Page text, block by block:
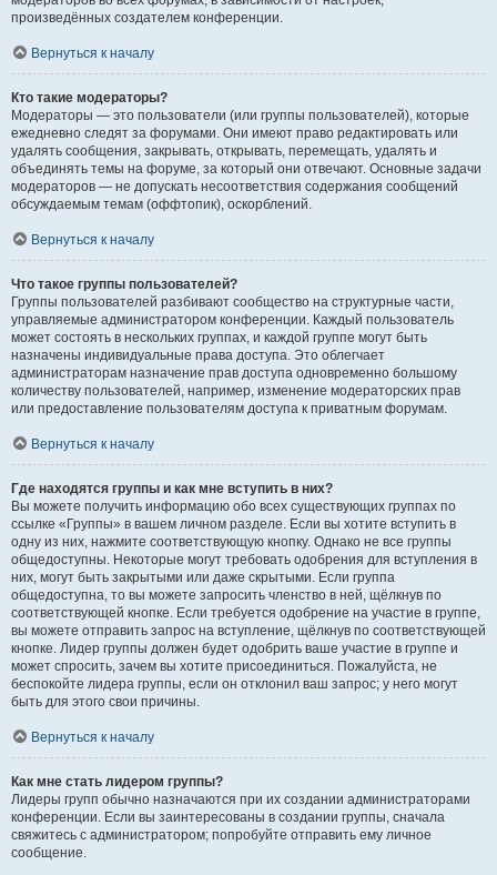
произведённых создателем конференции.
Вернуться к началу
Кто такие модераторы?
Модераторы — это пользователи (или группы пользователей), которые
ежедневно следят за форумами. Они имеют право редактировать или
удалять сообщения, закрывать, открывать, перемещать, удалять и
объединять темы на форуме, за который они отвечают. Основные задачи
модераторов — не допускать несоответствия содержания сообщений
обсуждаемым темам (оффтопик), оскорблений.
Вернуться к началу
Что такое группы пользователей?
Группы пользователей разбивают сообщество на структурные части,
управляемые администратором конференции. Каждый пользователь
может состоять в нескольких группах, и каждой группе могут быть
назначены индивидуальные права доступа. Это облегчает
администраторам назначение прав доступа одновременно большому
количеству пользователей, например, изменение модераторских прав
или предоставление пользователям доступа к приватным форумам.
Вернуться к началу
Где находятся группы и как мне вступить в них?
Вы можете получить информацию обо всех существующих группах по
ссылке «Группы» в вашем личном разделе. Если вы хотите вступить в
одну из них, нажмите соответствующую кнопку. Однако не все группы
общедоступны. Некоторые могут требовать одобрения для вступления в
них, могут быть закрытыми или даже скрытыми. Если группа
общедоступна, то вы можете запросить членство в ней, щёлкнув по
соответствующей кнопке. Если требуется одобрение на участие в группе,
вы можете отправить запрос на вступление, щёлкнув по соответствующей
кнопке. Лидер группы должен будет одобрить ваше участие в группе и
может спросить, зачем вы хотите присоединиться. Пожалуйста, не
беспокойте лидера группы, если он отклонил ваш запрос; у него могут
быть для этого свои причины.
Вернуться к началу
Как мне стать лидером группы?
Лидеры групп обычно назначаются при их создании администраторами
конференции. Если вы заинтересованы в создании группы, сначала
свяжитесь с администратором; попробуйте отправить ему личное
сообщение.